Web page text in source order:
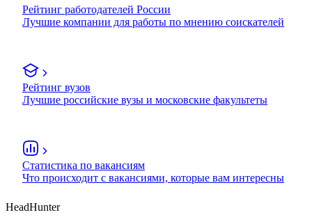
Рейтинг работодателей России
Лучшие компании для работы по мнению соискателей
Рейтинг вузов
Лучшие российские вузы и московские факультеты
Статистика по вакансиям
Что происходит с вакансиями, которые вам интересны
HeadHunter